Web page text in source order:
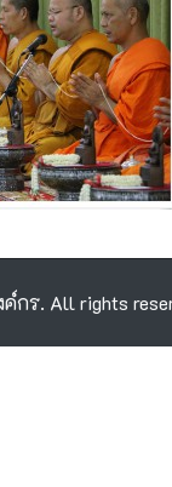
กร. All rights